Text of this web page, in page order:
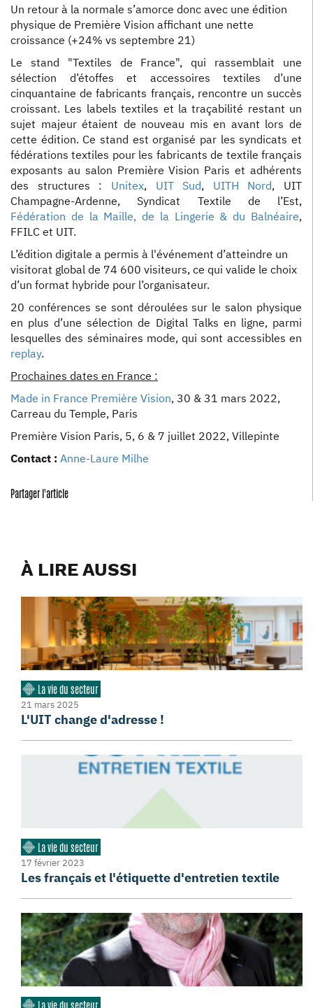
Un retour à la normale s’amorce donc avec une édition
physique de Première Vision affichant une nette
croissance (+24% vs septembre 21)
Le stand "Textiles de France", qui rassemblait une
sélection d’étoffes et accessoires textiles d’une
cinquantaine de fabricants français, rencontre un succès
croissant. Les labels textiles et la traçabilité restant un
sujet majeur étaient de nouveau mis en avant lors de
cette édition. Ce stand est organisé par les syndicats et
fédérations textiles pour les fabricants de textile français
exposants au salon Première Vision Paris et adhérents
des structures : Unitex, UIT Sud, UITH Nord, UIT
Champagne-Ardenne, Syndicat Textile de l’Est,
Fédération de la Maille, de la Lingerie & du Balnéaire,
FFILC et UIT.
L’édition digitale a permis à l'événement d’atteindre un
visitorat global de 74 600 visiteurs, ce qui valide le choix
d’un format hybride pour l’organisateur.
20 conférences se sont déroulées sur le salon physique
en plus d’une sélection de Digital Talks en ligne, parmi
lesquelles des séminaires mode, qui sont accessibles en
replay.
Prochaines dates en France :
Made in France Première Vision, 30 & 31 mars 2022,
Carreau du Temple, Paris
Première Vision Paris, 5, 6 & 7 juillet 2022, Villepinte
Contact : Anne-Laure Milhe
Partager l'article
À LIRE AUSSI
La vie du secteur
21 mars 2025
L'UIT change d'adresse !
La vie du secteur
17 février 2023
Les français et l'étiquette d'entretien textile